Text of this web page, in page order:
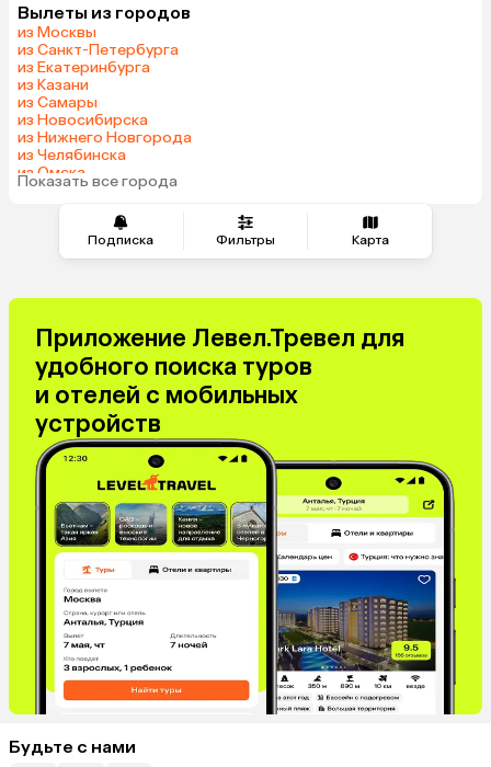
Подписка Фильтры Карта
Армения
Казахстан
Узбекистан
Катар
Гонконг
Венгрия
Вылеты из городов
из Москвы
из Санкт-Петербурга
из Екатеринбурга
из Казани
из Самары
из Новосибирска
из Нижнего Новгорода
из Челябинска
из Омска
из Волгограда
Показать все города
Приложение Левел.Тревел для
удобного поиска туров
и отелей с мобильных
устройств
Будьте с нами